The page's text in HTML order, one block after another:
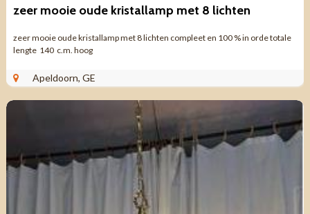
zeer mooie oude kristallamp met 8 lichten
zeer mooie oude kristallamp met 8 lichten compleet en 100 % in orde totale
lengte 140 c.m. hoog
Apeldoorn, GE